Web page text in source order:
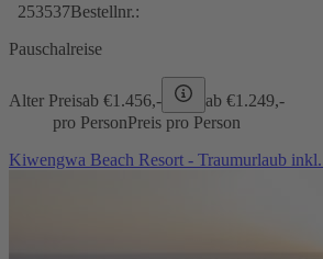
253537Bestellnr.:
Pauschalreise
Alter Preisab €1.456,- ab €1.249,-
pro PersonPreis pro Person
Kiwengwa Beach Resort - Traumurlaub